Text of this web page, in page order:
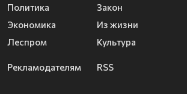
Политика
Экономика
Леспром
Закон
Из жизни
Культура
Рекламодателям RSS